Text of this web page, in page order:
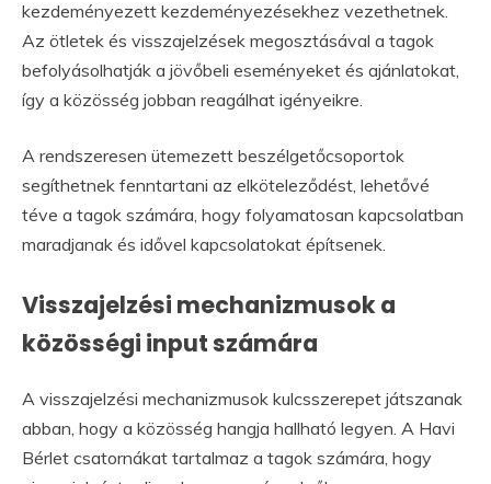
kezdeményezett kezdeményezésekhez vezethetnek.
Az ötletek és visszajelzések megosztásával a tagok
befolyásolhatják a jövőbeli eseményeket és ajánlatokat,
így a közösség jobban reagálhat igényeikre.
A rendszeresen ütemezett beszélgetőcsoportok
segíthetnek fenntartani az elköteleződést, lehetővé
téve a tagok számára, hogy folyamatosan kapcsolatban
maradjanak és idővel kapcsolatokat építsenek.
Visszajelzési mechanizmusok a
közösségi input számára
A visszajelzési mechanizmusok kulcsszerepet játszanak
abban, hogy a közösség hangja hallható legyen. A Havi
Bérlet csatornákat tartalmaz a tagok számára, hogy